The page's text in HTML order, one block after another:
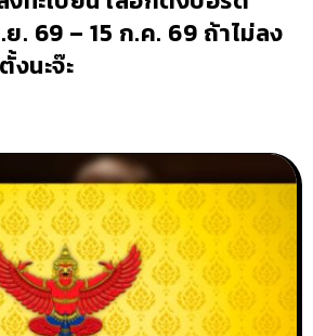
. 69 – 15 ก.ค. 69 ถ้าไม่ลง
งนะจ๊ะ